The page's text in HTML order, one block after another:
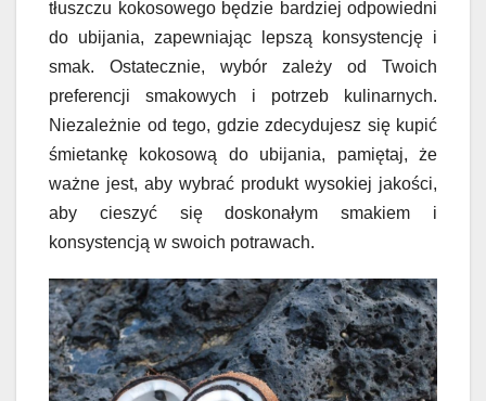
tłuszczu kokosowego będzie bardziej odpowiedni
do ubijania, zapewniając lepszą konsystencję i
smak. Ostatecznie, wybór zależy od Twoich
preferencji smakowych i potrzeb kulinarnych.
Niezależnie od tego, gdzie zdecydujesz się kupić
śmietankę kokosową do ubijania, pamiętaj, że
ważne jest, aby wybrać produkt wysokiej jakości,
aby cieszyć się doskonałym smakiem i
konsystencją w swoich potrawach.